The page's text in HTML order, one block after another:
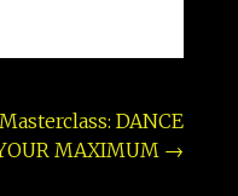
DANCE
MAXIMUM →